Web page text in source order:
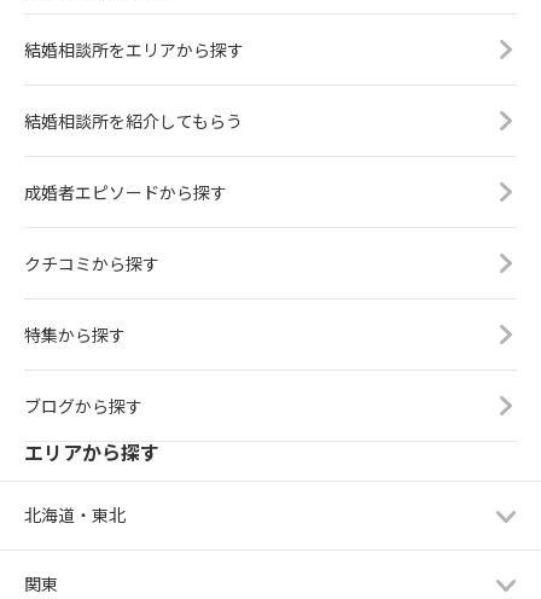
結婚相談所をエリアから探す
結婚相談所を紹介してもらう
成婚者エピソードから探す
クチコミから探す
特集から探す
ブログから探す
エリアから探す
北海道・東北
関東